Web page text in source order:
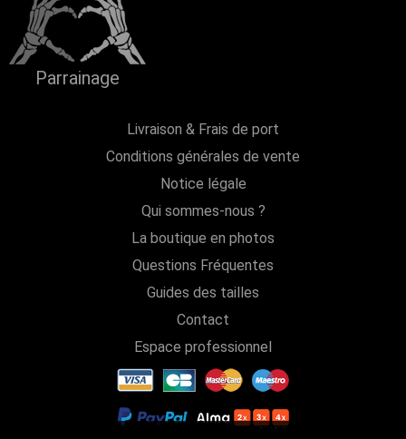
Parrainage
Livraison & Frais de port
Conditions générales de vente
Notice légale
Qui sommes-nous ?
La boutique en photos
Questions Fréquentes
Guides des tailles
Contact
Espace professionnel